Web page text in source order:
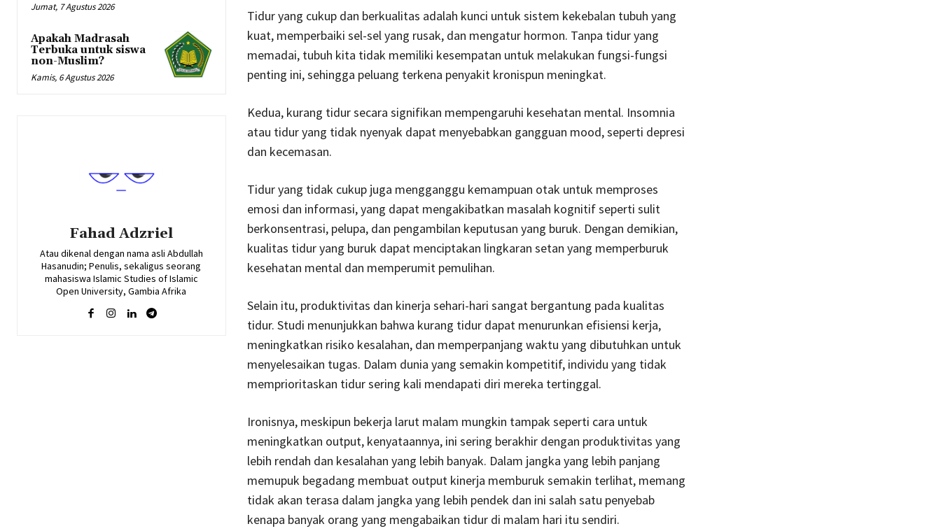
Jumat, 7 Agustus 2026
Apakah Madrasah
Terbuka untuk siswa
non-Muslim?
Kamis, 6 Agustus 2026
Fahad Adzriel
Atau dikenal dengan nama asli Abdullah
Hasanudin; Penulis, sekaligus seorang
mahasiswa Islamic Studies of Islamic
Open University, Gambia Afrika
Tidur yang cukup dan berkualitas adalah kunci untuk sistem kekebalan tubuh yang
kuat, memperbaiki sel-sel yang rusak, dan mengatur hormon. Tanpa tidur yang
memadai, tubuh kita tidak memiliki kesempatan untuk melakukan fungsi-fungsi
penting ini, sehingga peluang terkena penyakit kronispun meningkat.
Kedua, kurang tidur secara signifikan mempengaruhi kesehatan mental. Insomnia
atau tidur yang tidak nyenyak dapat menyebabkan gangguan mood, seperti depresi
dan kecemasan.
Tidur yang tidak cukup juga mengganggu kemampuan otak untuk memproses
emosi dan informasi, yang dapat mengakibatkan masalah kognitif seperti sulit
berkonsentrasi, pelupa, dan pengambilan keputusan yang buruk. Dengan demikian,
kualitas tidur yang buruk dapat menciptakan lingkaran setan yang memperburuk
kesehatan mental dan memperumit pemulihan.
Selain itu, produktivitas dan kinerja sehari-hari sangat bergantung pada kualitas
tidur. Studi menunjukkan bahwa kurang tidur dapat menurunkan efisiensi kerja,
meningkatkan risiko kesalahan, dan memperpanjang waktu yang dibutuhkan untuk
menyelesaikan tugas. Dalam dunia yang semakin kompetitif, individu yang tidak
memprioritaskan tidur sering kali mendapati diri mereka tertinggal.
Ironisnya, meskipun bekerja larut malam mungkin tampak seperti cara untuk
meningkatkan output, kenyataannya, ini sering berakhir dengan produktivitas yang
lebih rendah dan kesalahan yang lebih banyak. Dalam jangka yang lebih panjang
memupuk begadang membuat output kinerja memburuk semakin terlihat, memang
tidak akan terasa dalam jangka yang lebih pendek dan ini salah satu penyebab
kenapa banyak orang yang mengabaikan tidur di malam hari itu sendiri.